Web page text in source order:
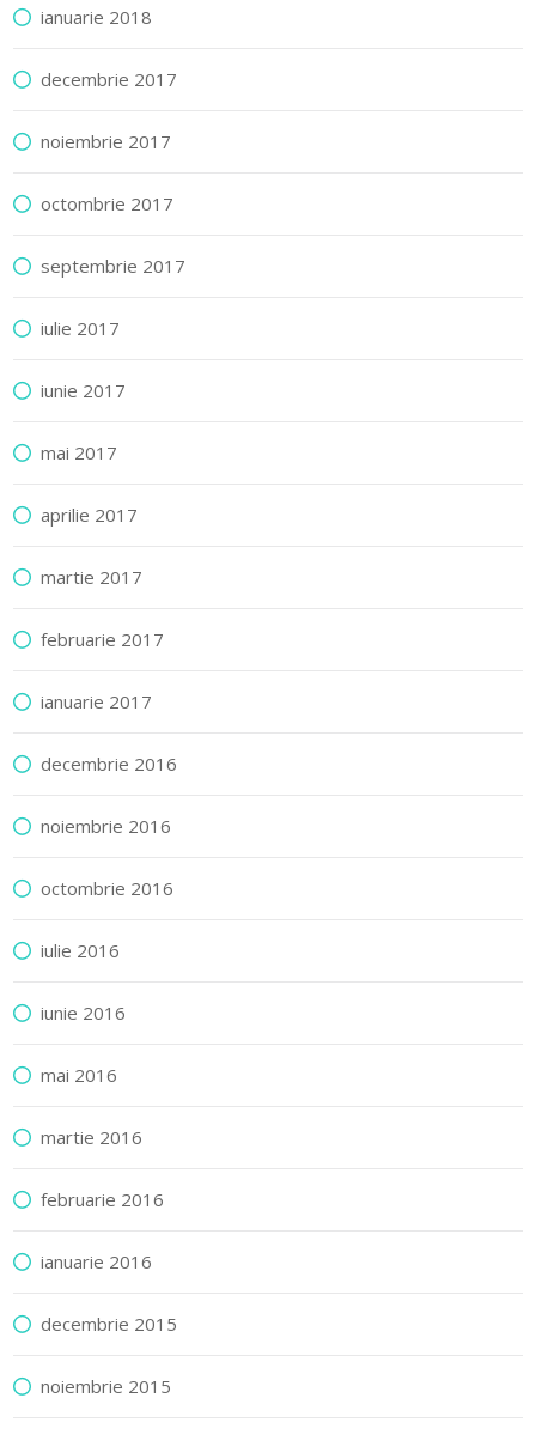
ianuarie 2018
decembrie 2017
noiembrie 2017
octombrie 2017
septembrie 2017
iulie 2017
iunie 2017
mai 2017
aprilie 2017
martie 2017
februarie 2017
ianuarie 2017
decembrie 2016
noiembrie 2016
octombrie 2016
iulie 2016
iunie 2016
mai 2016
martie 2016
februarie 2016
ianuarie 2016
decembrie 2015
noiembrie 2015